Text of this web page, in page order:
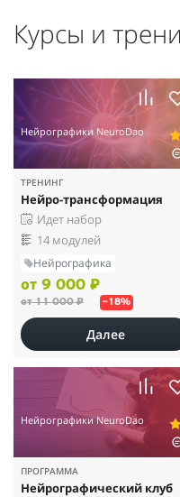
Курсы и
Нейрографики NeuroDao
ТРЕНИНГ
Нейро-трансформация
Идет набор
14 модулей
Нейрографика
от 9 000 ₽
от 11 000 ₽ –18%
Далее
Нейрографики NeuroDao
ПРОГРАММА
Нейрографический клуб